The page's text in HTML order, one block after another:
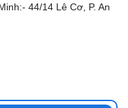
44/14 Lê Cơ, P. An